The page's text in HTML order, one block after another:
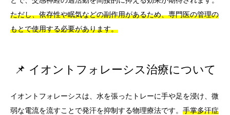
ただし、依存性や眠気などの副作用があるため、専門医の管理の
もとで使用する必要があります。
📌 イオントフォレーシス治療について
イオントフォレーシスは、水を張ったトレーに手や足を浸け、微
弱な電流を流すことで発汗を抑制する物理療法です。 手掌多汗症